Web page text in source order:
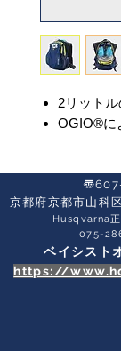
2リット
OGIO®に
〠
京都府京都市山科
Husqvarna正
​075-
ベイシスト
https://